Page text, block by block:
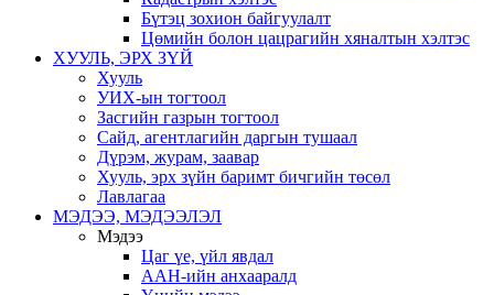
Бүтэц зохион байгуулалт
Цөмийн болон цацрагийн хяналтын хэлтэс
ХУУЛЬ, ЭРХ ЗҮЙ
Хууль
УИХ-ын тогтоол
Засгийн газрын тогтоол
Сайд, агентлагийн даргын тушаал
Дүрэм, журам, заавар
Хууль, эрх зүйн баримт бичгийн төсөл
Лавлагаа
МЭДЭЭ, МЭДЭЭЛЭЛ
Мэдээ
Цаг үе, үйл явдал
ААН-ийн анхааралд